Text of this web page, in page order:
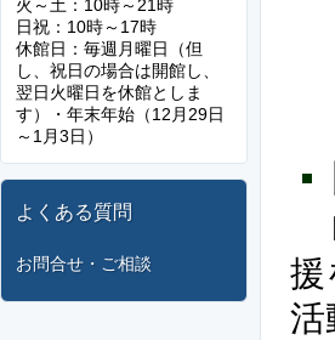
火～土：10時～21時
日祝：10時～17時
休館日：毎週月曜日（但
し、祝日の場合は開館し、
翌日火曜日を休館としま
す）・年末年始（12月29日
～1月3日）
よくある質問
お問合せ・ご相談
援
活